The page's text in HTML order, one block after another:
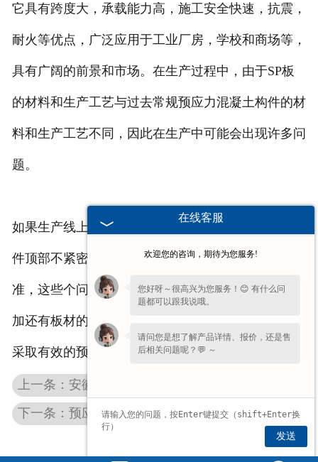
它具有跨度大，承载能力高，施工安全快速，抗震，
耐火等优点，广泛应用于工业厂房，学校和商场等，
具有广阔的前景和市场。在生产过程中，由于SP板
的材料和生产工艺与过去常规预应力混凝土构件的材
料和生产工艺不同，因此在生产中可能会出现许多问
题。
如果生产线上面出现了收缩的裂缝，预应力混凝土构
件顶部不紧密，板的底部开裂，钢绞线缩回超过的标
准，这些个问题会导致产品的产量变低，生产成本增
加还有板材的性能降低，因此找出问题的原因并且要
采取有效的预防措施是一个很迫切的问题。
上一条：安徽混凝土双T板在高层建筑中的使用
下一条：预应力混凝土构件常用强度等级与适用场景
在线客服
欢迎您的咨询，期待为您服务!
您好呀～很高兴为您服务！😊 有什么问
题都可以跟我说哦。
请问您是想了解产品详情、报价，还是售
后相关问题呢？💬 ～
发送